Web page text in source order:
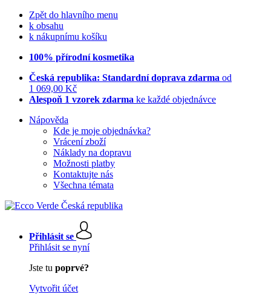
Zpět do hlavního menu
k obsahu
k nákupnímu košíku
100% přírodní kosmetika
Česká republika: Standardní doprava zdarma od
1 069,00 Kč
Alespoň 1 vzorek zdarma ke každé objednávce
Nápověda
Kde je moje objednávka?
Vrácení zboží
Náklady na dopravu
Možnosti platby
Kontaktujte nás
Všechna témata
Přihlásit se
Přihlásit se nyní
Jste tu poprvé?
Vytvořit účet